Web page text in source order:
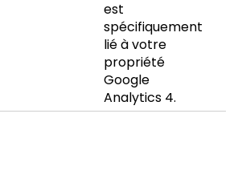
est
spécifiquement
lié à votre
propriété
Google
Analytics 4.